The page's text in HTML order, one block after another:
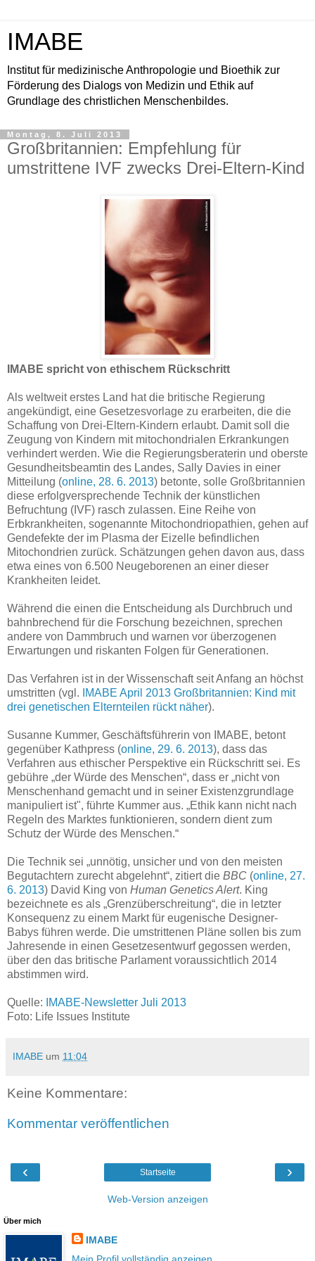
IMABE
Institut für medizinische Anthropologie und Bioethik zur
Förderung des Dialogs von Medizin und Ethik auf
Grundlage des christlichen Menschenbildes.
Montag, 8. Juli 2013
Großbritannien: Empfehlung für
umstrittene IVF zwecks Drei-Eltern-Kind
IMABE spricht von ethischem Rückschritt
Als weltweit erstes Land hat die britische Regierung
angekündigt, eine Gesetzesvorlage zu erarbeiten, die die
Schaffung von Drei-Eltern-Kindern erlaubt. Damit soll die
Zeugung von Kindern mit mitochondrialen Erkrankungen
verhindert werden. Wie die Regierungsberaterin und oberste
Gesundheitsbeamtin des Landes, Sally Davies in einer
Mitteilung (online, 28. 6. 2013) betonte, solle Großbritannien
diese erfolgversprechende Technik der künstlichen
Befruchtung (IVF) rasch zulassen. Eine Reihe von
Erbkrankheiten, sogenannte Mitochondriopathien, gehen auf
Gendefekte der im Plasma der Eizelle befindlichen
Mitochondrien zurück. Schätzungen gehen davon aus, dass
etwa eines von 6.500 Neugeborenen an einer dieser
Krankheiten leidet.
Während die einen die Entscheidung als Durchbruch und
bahnbrechend für die Forschung bezeichnen, sprechen
andere von Dammbruch und warnen vor überzogenen
Erwartungen und riskanten Folgen für Generationen.
Das Verfahren ist in der Wissenschaft seit Anfang an höchst
umstritten (vgl.
IMABE April 2013 Großbritannien: Kind mit
drei genetischen Elternteilen rückt näher).
Susanne Kummer, Geschäftsführerin von IMABE, betont
gegenüber Kathpress (online, 29. 6. 2013), dass das
Verfahren aus ethischer Perspektive ein Rückschritt sei. Es
gebühre „der Würde des Menschen“, dass er „nicht von
Menschenhand gemacht und in seiner Existenzgrundlage
manipuliert ist", führte Kummer aus. „Ethik kann nicht nach
Regeln des Marktes funktionieren, sondern dient zum
Schutz der Würde des Menschen.“
Die Technik sei „unnötig, unsicher und von den meisten
Begutachtern zurecht abgelehnt“, zitiert die BBC (online, 27.
6. 2013) David King von Human Genetics Alert. King
bezeichnete es als „Grenzüberschreitung“, die in letzter
Konsequenz zu einem Markt für eugenische Designer-
Babys führen werde. Die umstrittenen Pläne sollen bis zum
Jahresende in einen Gesetzesentwurf gegossen werden,
über den das britische Parlament voraussichtlich 2014
abstimmen wird.
Quelle:
IMABE-Newsletter Juli 2013
Foto: Life Issues Institute
IMABE um 11:04
Keine Kommentare:
Kommentar veröffentlichen
‹ ›
Startseite
Web-Version anzeigen
Über mich
IMABE